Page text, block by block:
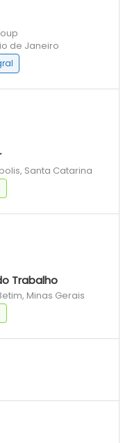
de Janeiro
Santa Catarina
Trabalho
Minas Gerais